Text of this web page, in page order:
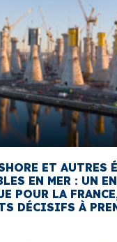
ET AUTRES
EN MER : UN
POUR LA
DÉCISIFS À